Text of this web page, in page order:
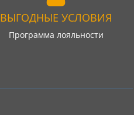
ВЫГОДНЫЕ УСЛОВИЯ
Программа лояльности